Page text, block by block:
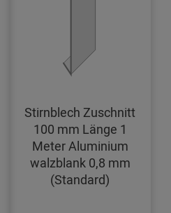
Stirnblech Zuschnitt
100 mm Länge 1
Meter Aluminium
walzblank 0,8 mm
(Standard)